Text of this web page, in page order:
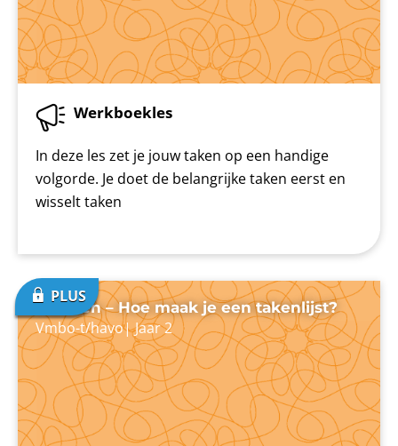
Werkboekles
In deze les zet je jouw taken op een handige
volgorde. Je doet de belangrijke taken eerst en
wisselt taken
Plannen – Hoe maak je een takenlijst?
Vmbo-t/havo|Jaar 2